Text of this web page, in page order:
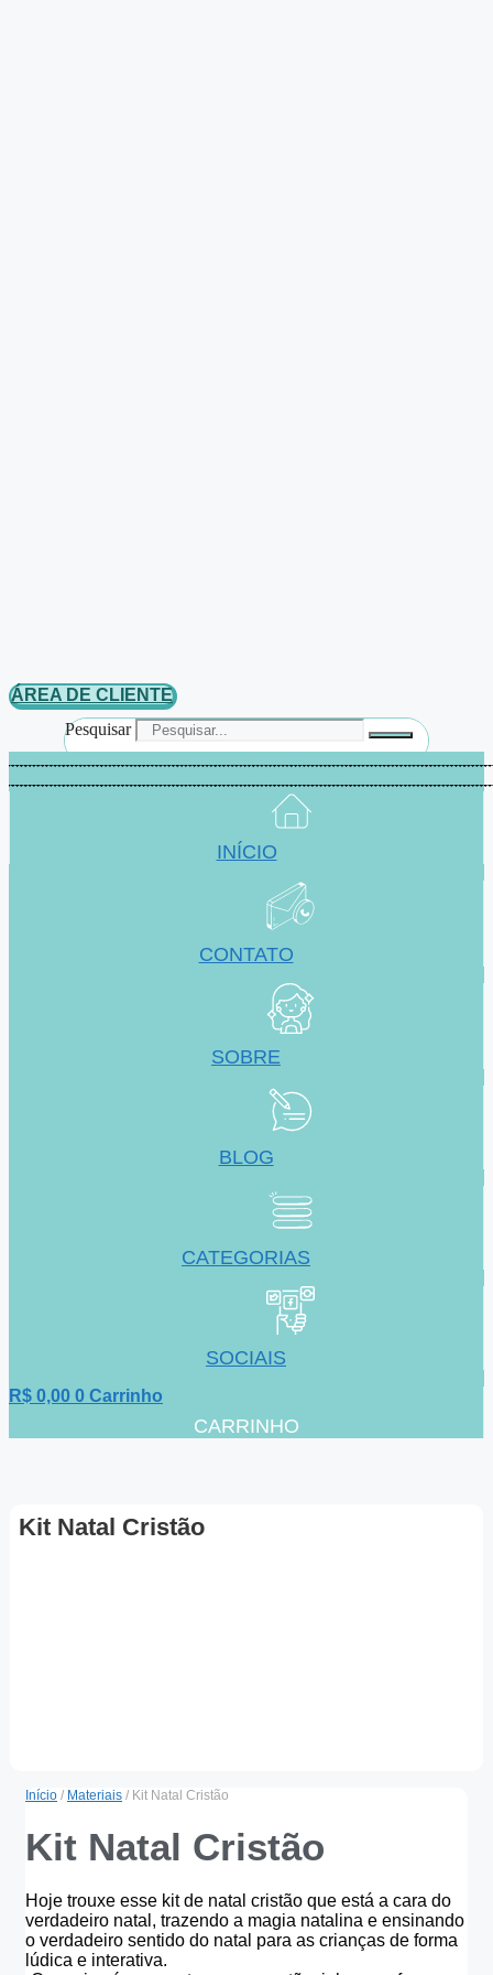
ÁREA DE CLIENTE
Pesquisar
INÍCIO
CONTATO
SOBRE
BLOG
CATEGORIAS
SOCIAIS
R$ 0,00 0 Carrinho
CARRINHO
Kit Natal Cristão
Início / Materiais / Kit Natal Cristão
Kit Natal Cristão
Hoje trouxe esse kit de natal cristão que está a cara do
verdadeiro natal, trazendo a magia natalina e ensinando
o verdadeiro sentido do natal para as crianças de forma
lúdica e interativa.